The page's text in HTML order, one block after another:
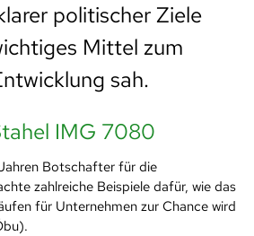
politischer Ziele
Mittel zum
sah.
Botschafter für die
zahlreiche Beispiele dafür, wie das
für Unternehmen zur Chance wird